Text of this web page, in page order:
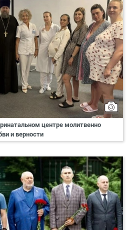
центре молитвенно
и верности